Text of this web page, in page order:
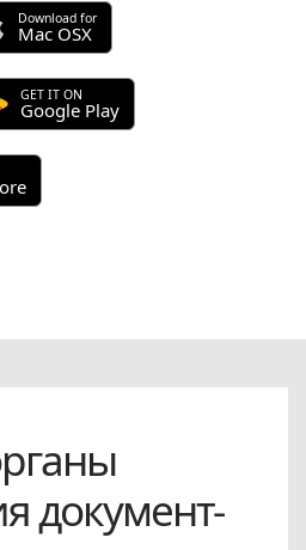
Download for
Mac OSX
GET IT ON
Google Play
документ-